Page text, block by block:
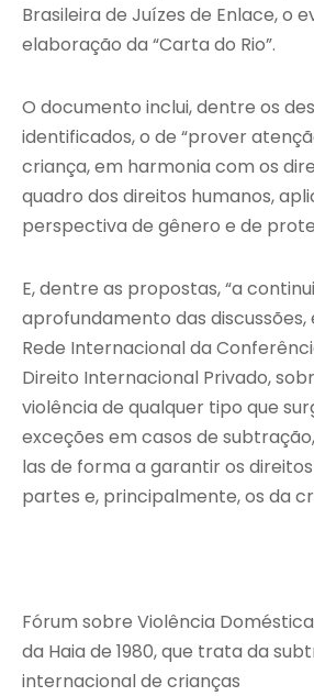
Brasileira de Juízes de Enlace, o
elaboração da “Carta do Rio”.
O documento inclui, dentre os
identificados, o de “prover
criança, em harmonia com os
quadro dos direitos humanos,
perspectiva de gênero e de
E, dentre as propostas, “a
aprofundamento das discussões,
Rede Internacional da
Direito Internacional Privado,
violência de qualquer tipo que
exceções em casos de
las de forma a garantir os
partes e, principalmente, os da
Fórum sobre Violência
da Haia de 1980, que trata da
internacional de crianças